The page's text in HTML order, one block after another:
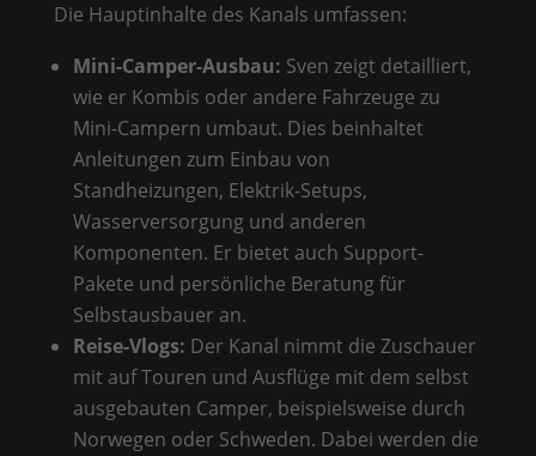
Die Hauptinhalte des Kanals umfassen:
Mini-Camper-Ausbau: Sven zeigt detailliert,
wie er Kombis oder andere Fahrzeuge zu
Mini-Campern umbaut. Dies beinhaltet
Anleitungen zum Einbau von
Standheizungen, Elektrik-Setups,
Wasserversorgung und anderen
Komponenten. Er bietet auch Support-
Pakete und persönliche Beratung für
Selbstausbauer an.
Reise-Vlogs: Der Kanal nimmt die Zuschauer
mit auf Touren und Ausflüge mit dem selbst
ausgebauten Camper, beispielsweise durch
Norwegen oder Schweden. Dabei werden die